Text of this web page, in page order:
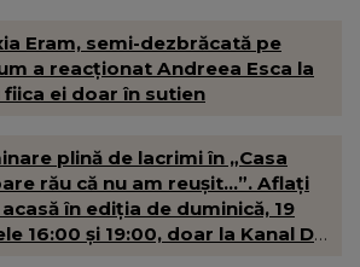
Eram, semi-dezbrăcată pe
a reacționat Andreea Esca la
ei doar în sutien
plină de lacrimi în „Casa
rău că nu am reușit...”. Aflați
în ediția de duminică, 19
16:00 și 19:00, doar la Kanal D-